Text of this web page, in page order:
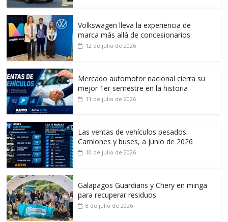
Volkswagen lleva la experiencia de
marca más allá de concesionarios
12 de julio de 2026
Mercado automotor nacional cierra su
mejor 1er semestre en la historia
11 de julio de 2026
Las ventas de vehículos pesados:
Camiones y buses, a junio de 2026
10 de julio de 2026
Galapagos Guardians y Chery en minga
para recuperar residuos
8 de julio de 2026